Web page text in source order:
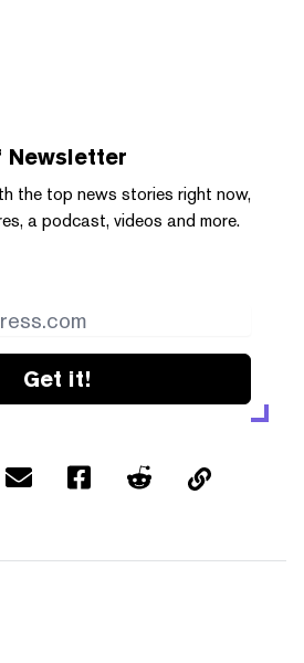
Newsletter
the top news stories right now,
a podcast, videos and more.
Get it!